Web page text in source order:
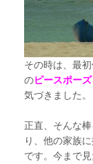
その時は、最
のピースポーズ
気づきました。
正直、そんな
り、他の家族
です。今まで